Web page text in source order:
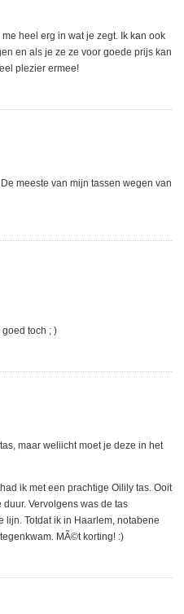
heel erg in wat je zegt. Ik kan ook
en als je ze ze voor goede prijs kan
plezier ermee!
meeste van mijn tassen wegen van
toch ; )
maar weliicht moet je deze in het
ik met een prachtige Oilily tas. Ooit
Vervolgens was de tas
lijn. Totdat ik in Haarlem, notabene
MÃ©t korting! :)